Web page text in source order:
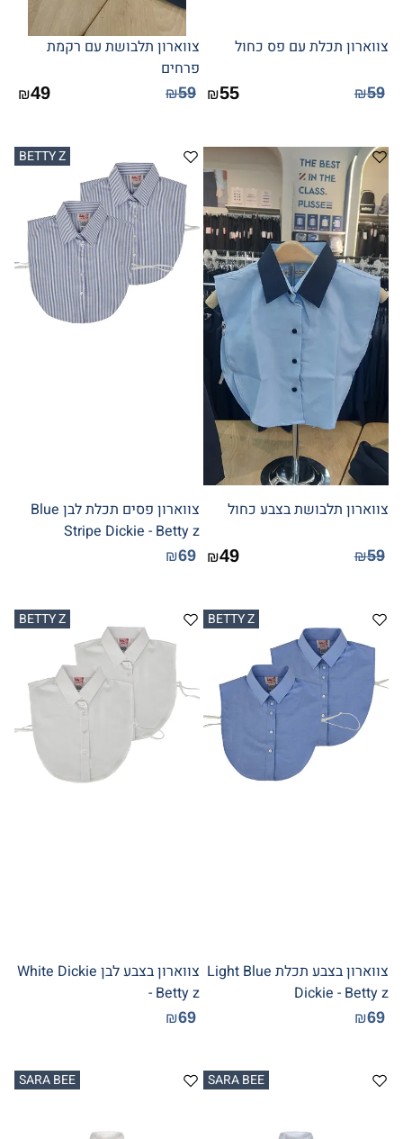
צווארון תכלת עם פס כחול
₪59
₪55
צווארון תלבושת עם רקמת
פרחים
₪59
₪49
צווארון תלבושת בצבע כחול
₪59
₪49
BETTY Z
צווארון פסים תכלת לבן Blue
Stripe Dickie - Betty z
₪69
BETTY Z
צווארון בצבע תכלת Light Blue
Dickie - Betty z
₪69
BETTY Z
צווארון בצבע לבן White Dickie
- Betty z
₪69
SARA BEE
SARA BEE